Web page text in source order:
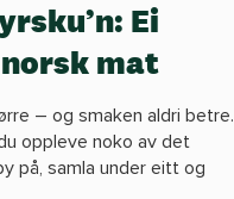
Ei
mat
– og smaken aldri betre.
oppleve noko av det
på, samla under eitt og